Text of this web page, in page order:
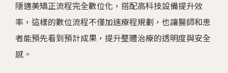
隱適美矯正流程完全數位化，搭配高科技設備提升效
率，這樣的數位流程不僅加速療程規劃，也讓醫師和患
者能預先看到預計成果，提升整體治療的透明度與安全
感。